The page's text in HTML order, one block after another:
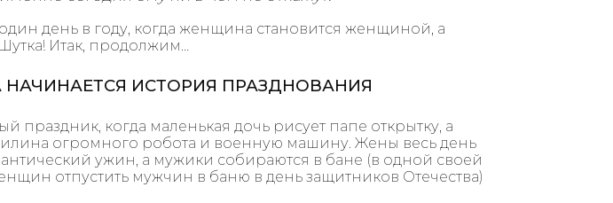
день в году, когда женщина становится женщиной, а
Итак, продолжим…
НАЧИНАЕТСЯ ИСТОРИЯ ПРАЗДНОВАНИЯ
праздник, когда маленькая дочь рисует папе открытку, а
огромного робота и военную машину. Жены весь день
ужин, а мужики собираются в бане (в одной своей
отпустить мужчин в баню в день защитников Отечества)